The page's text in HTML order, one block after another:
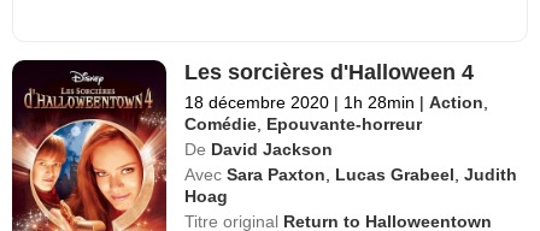
Les sorcières d'Halloween 4
18 décembre 2020 | 1h 28min | Action
Comédie Epouvante-horreur
De David Jackson
Avec Sara Paxton Lucas Grabeel ,Judith
Hoag
Titre original Return to Halloweentown